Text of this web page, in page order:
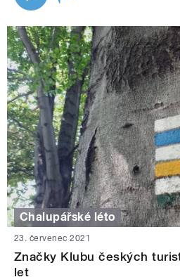
Chalupářské léto
23. červenec 2021
Značky Klubu českých
let